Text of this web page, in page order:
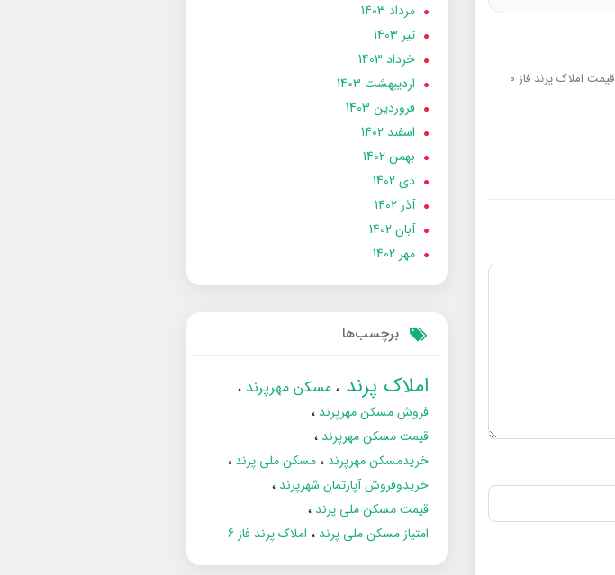
قیمت املاک پرند
فاز 0
مرداد 1403
تير 1403
خرداد 1403
ارديبهشت 1403
فروردین 1403
اسفند 1402
بهمن 1402
دی 1402
آذر 1402
آبان 1402
مهر 1402
برچسب‌ها
املاک پرند مسکن مهرپرند
فروش مسکن مهرپرند
قیمت مسکن مهرپرند
خریدمسکن مهرپرند
مسکن ملی پرند
خریدوفروش آپارتمان شهرپرند
قیمت مسکن ملی پرند
امتیاز مسکن ملی پرند
املاک پرند فاز 6